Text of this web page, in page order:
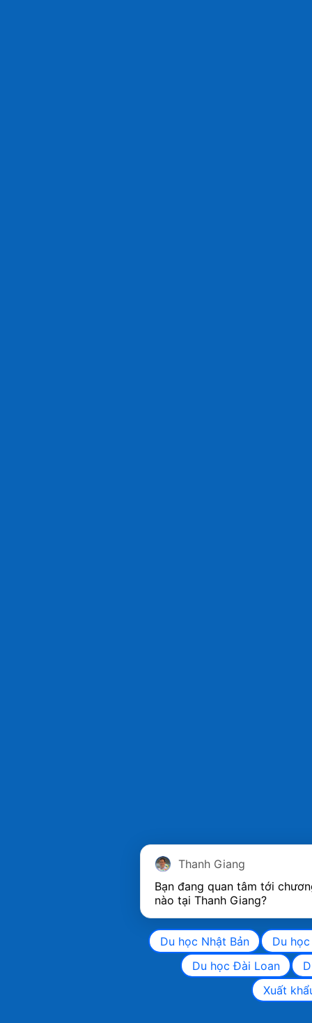
Thanh Giang
Bạn đang quan tâm tới
nào tại Thanh Giang?
Du học Nhật Bản
Du
Du học Đài Loan
Xuất